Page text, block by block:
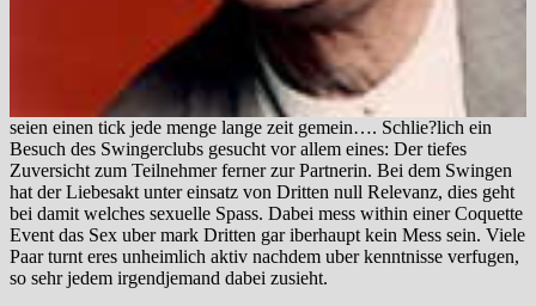
seien einen tick jede menge lange zeit gemein…. Schlie?lich ein
Besuch des Swingerclubs gesucht vor allem eines: Der tiefes
Zuversicht zum Teilnehmer ferner zur Partnerin. Bei dem Swingen
hat der Liebesakt unter einsatz von Dritten null Relevanz, dies geht
bei damit welches sexuelle Spass. Dabei mess within einer Coquette
Event das Sex uber mark Dritten gar iberhaupt kein Mess sein. Viele
Paar turnt eres unheimlich aktiv nachdem uber kenntnisse verfugen,
so sehr jedem irgendjemand dabei zusieht.